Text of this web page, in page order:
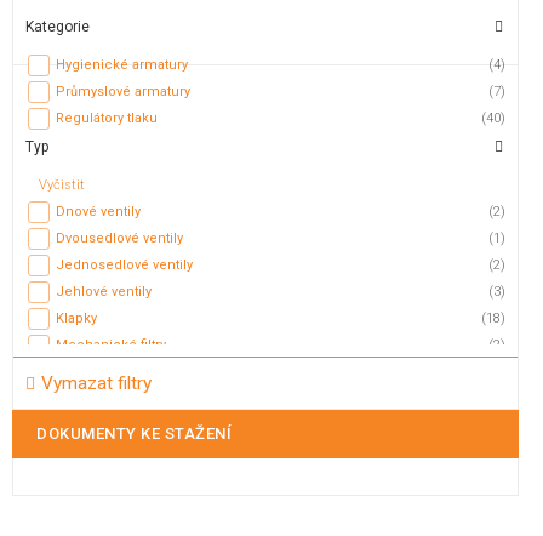
Kategorie
Hygienické armatury
(4)
Průmyslové armatury
(7)
Regulátory tlaku
(40)
Typ
Vyčistit
Dnové ventily
(2)
Dvousedlové ventily
(1)
Jednosedlové ventily
(2)
Jehlové ventily
(3)
Klapky
(18)
Mechanické filtry
(2)
Mycí hlavice
Mycí koule
Vymazat filtry
DOKUMENTY KE STAŽENÍ